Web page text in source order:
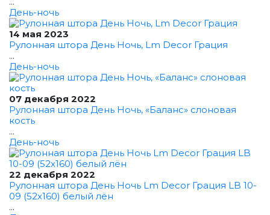
День-ночь
14 мая 2023
Рулонная штора День Ночь, Lm Decor Грация
...
День-ночь
07 декабря 2022
Рулонная штора День Ночь, «Баланс» слоновая
кость
...
День-ночь
22 декабря 2022
Рулонная штора День Ночь Lm Decor Грация LB 10-
09 (52x160) белый лён
...